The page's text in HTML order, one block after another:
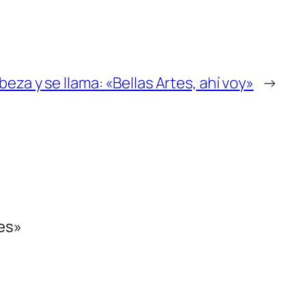
y se llama: «Bellas Artes, ahí voy» →